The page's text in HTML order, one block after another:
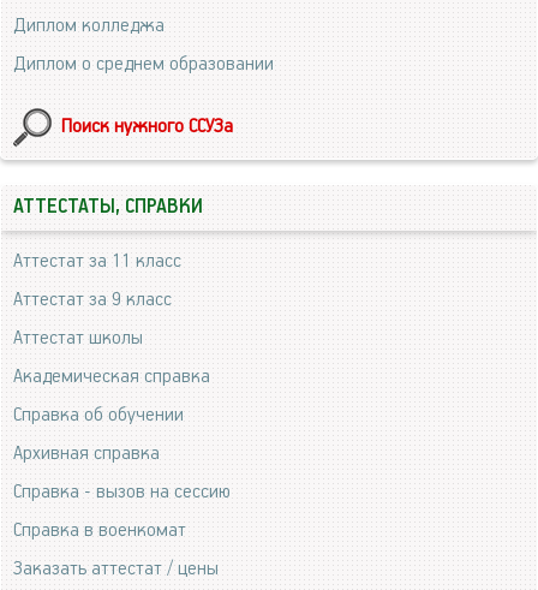
Диплом колледжа
Диплом о среднем образовании
Поиск нужного ССУЗа
АТТЕСТАТЫ, СПРАВКИ
Аттестат за 11 класс
Аттестат за 9 класс
Аттестат школы
Академическая справка
Справка об обучении
Архивная справка
Справка - вызов на сессию
Справка в военкомат
Заказать аттестат / цены